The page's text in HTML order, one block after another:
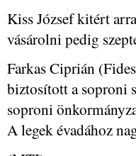
Kiss József kitért
vásárolni pedig
Farkas Ciprián
biztosított a soproni
soproni
A legek évadához